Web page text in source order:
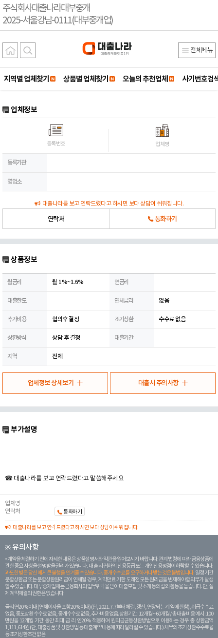
주식회사대출나라대부중개
2025-서울강남-0111(대부중개업)
전체메뉴
지역별 업체찾기 상품별 업체찾기 오늘의 추천업체 사기번호검
업체정보
등록번호 업체명
등록기관
영업소
대출나라를 보고 연락드렸다고 하시면 보다 상담이 쉬워집니다.
연락처 통화하기
상품정보
월금리 월 1%~1.6% 연금리
대출한도 연체금리 없음
추가비용 협의후 결정 조기상환 수수료 없음
상환방식 상담 후 결정 대출기간
지역 전체
업체정보 상세보기 대출시 주의사항
부가설명
☎ 대출나라를 보고 연락드렸다고 말씀해주세요
업체명
연락처
통화하기
대출나라를 보고 연락드렸다고 하시면 보다 상담이 쉬워집니다.
※ 유의사항
계약을 체결하기 전에 자세한 내용은 상품설명서와 약관을 읽어보시기 바랍니다. 관계 법령에 따라 금융상품에
관한 중요 사항을 설명받을 권리가 있습니다. 대 출 시 귀하의 신용등급 또는 개인신용평점이 하락할 수 있습니다.
과도한 빚은 당신 에게 큰 불행을 안겨줄 수 있습니다. 중개수수료를 요구하거나 받는 것은 불법입니다. 일정 기간
분할상환금 또는 분할상환원리금이 연체될 경우, 계약만료 기한 도래전 모든 원리금을 변제해야할 의무가 발생
할 수 있습니다. 대부중개업체는 금융회사의 업무위탁을 받아 대출모집 및 소개 등의 섭외 활동을 돕습니다. 단, 실
제 계약체결의 권한은 없습니다.
금리 연20% 이내 (연체이자율 포함 20% 이내) (단, 2021. 7. 7부터 체결, 갱신, 연장되는 계 약에 한함), 취급수수료
없음, 중도상환 수수료 없음, 중개수수료 없음, 추가비용 없음. 상환기간 : 12개월 ~ 60개월 / 총 대출 비용 예시 : 100
만원을 12개월 기간 동안 최대 금 리 연20% 적용하여 원리금균등상환방법으로 이용하는 경우 총 상환금액
1,111,614원 (단, 대출상품 및 상환방법 등 대출계약 내용에 따라 달라질 수 있습니다.) 채무의 조기 상환수수료율
등 조기상환조건 없음.